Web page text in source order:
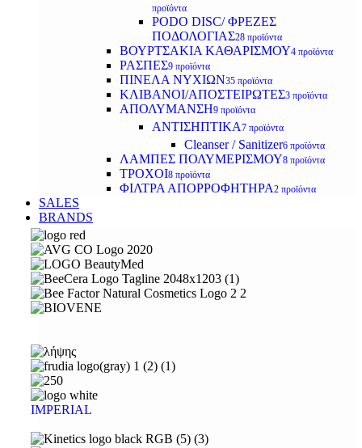
προϊόντα
PODO DISC/ ΦΡΕΖΕΣ
ΠΟΔΟΛΟΓΙΑΣ28 προϊόντα
ΒΟΥΡΤΣΑΚΙΑ ΚΑΘΑΡΙΣΜΟΥ4 προϊόντα
ΡΑΣΠΕΣ9 προϊόντα
ΠΙΝΕΛΑ ΝΥΧΙΩΝ35 προϊόντα
ΚΛΙΒΑΝΟΙ/ΑΠΟΣΤΕΙΡΩΤΕΣ3 προϊόντα
ΑΠΟΛΥΜΑΝΣΗ9 προϊόντα
ΑΝΤΙΣΗΠΤΙΚΑ7 προϊόντα
Cleanser / Sanitizer6 προϊόντα
ΛΑΜΠΕΣ ΠΟΛΥΜΕΡΙΣΜΟΥ8 προϊόντα
ΤΡΟΧΟΙ8 προϊόντα
ΦΙΛΤΡΑ ΑΠΟΡΡΟΦΗΤΗΡΑ2 προϊόντα
SALES
BRANDS
IMPERIAL